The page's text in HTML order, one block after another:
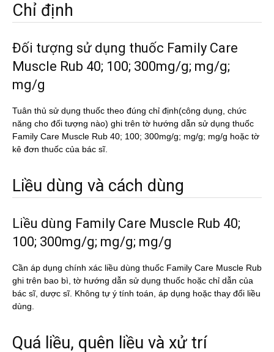
Chỉ định
Đối tượng sử dụng thuốc Family Care
Muscle Rub 40; 100; 300mg/g; mg/g;
mg/g
Tuân thủ sử dụng thuốc theo đúng chỉ định(công dụng, chức
năng cho đối tượng nào) ghi trên tờ hướng dẫn sử dụng thuốc
Family Care Muscle Rub 40; 100; 300mg/g; mg/g; mg/g hoặc tờ
kê đơn thuốc của bác sĩ.
Liều dùng và cách dùng
Liều dùng Family Care Muscle Rub 40;
100; 300mg/g; mg/g; mg/g
Cần áp dụng chính xác liều dùng thuốc Family Care Muscle Rub
ghi trên bao bì, tờ hướng dẫn sử dụng thuốc hoặc chỉ dẫn của
bác sĩ, dược sĩ. Không tự ý tính toán, áp dụng hoặc thay đổi liều
dùng.
Quá liều, quên liều và xử trí